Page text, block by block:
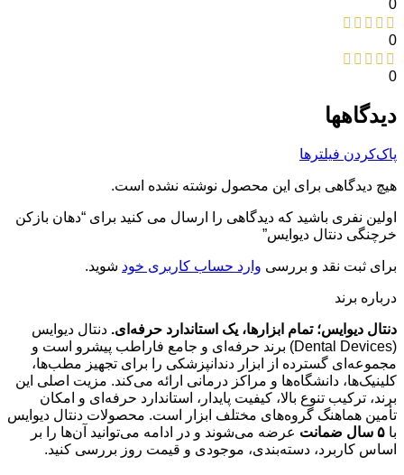
0
0
0
دیدگاهها
پاک‌کردن فیلترها
هیچ دیدگاهی برای این محصول نوشته نشده است.
اولین نفری باشید که دیدگاهی را ارسال می کنید برای “دهان بازکن
خرچنگی دنتال دیوایس”
برای ثبت نقد و بررسی وارد حساب کاربری خود شوید.
درباره برند
دنتال دیوایس؛ تمام ابزارها، یک استاندارد حرفه‌ای. دنتال دیوایس
(Dental Devices) برند حرفه‌ای و جامع فاراطب پیشرو است و
مجموعه‌ای گسترده از ابزار دندانپزشکی را برای تجهیز مطب‌ها،
کلینیک‌ها، دانشگاه‌ها و مراکز درمانی ارائه می‌کند. مزیت اصلی این
برند، ترکیب تنوع بالا، کیفیت پایدار، استاندارد حرفه‌ای و امکان
تأمین هماهنگ گروه‌های مختلف ابزار است. محصولات دنتال دیوایس
با ۵ سال ضمانت
عرضه می‌شوند و در ادامه می‌توانید آن‌ها را بر
اساس کاربرد، دسته‌بندی، موجودی و قیمت روز بررسی کنید.